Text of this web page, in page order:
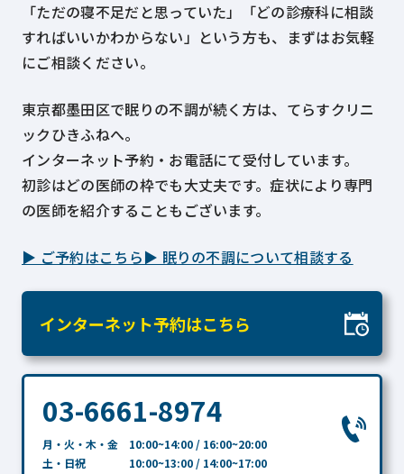
「ただの寝不足だと思っていた」「どの診療科に相談
すればいいかわからない」という方も、まずはお気軽
にご相談ください。
東京都墨田区で眠りの不調が続く方は、てらすクリニ
ックひきふねへ。
インターネット予約・お電話にて受付しています。
初診はどの医師の枠でも大丈夫です。症状により専門
の医師を紹介することもございます。
▶ ご予約はこちら▶ 眠りの不調について相談する
インターネット予約はこちら
03-6661-8974
月・火・木・金 10:00~14:00 / 16:00~20:00
土・日祝 10:00~13:00 / 14:00~17:00